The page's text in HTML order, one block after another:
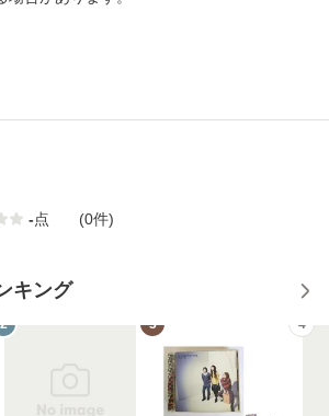
-点 (0件)
キング
2 3 4